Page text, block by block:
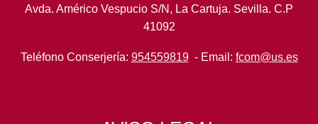
Avda. Américo Vespucio S/N, La Cartuja. Sevilla. C.P
41092
Teléfono Conserjería: 954559819- Email: fcom@us.es